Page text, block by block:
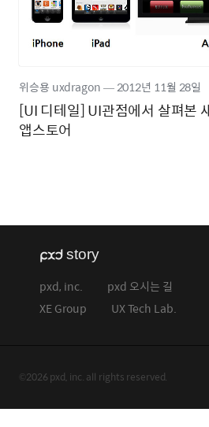
[UI 디테일] UI관점에서 살펴본
앱스토어
위승용 uxdragon―2012년 11월 28일
pxd, inc.
pxd 오시는 길
XE Group
UX Tech Lab.
©2026 pxd, inc. all rights reserved.